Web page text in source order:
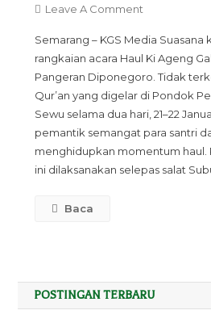
Leave A CommentOn
Qur’an,
Dan
Spirit
Perjuangan:
Haul
Ki
Ageng
Galang
Semarang – KGS Media
rangkaian acara Haul Ki Ageng
Pangeran Diponegoro. Tidak
Qur’an yang digelar di Pondok
Sewu selama dua hari, 21–22
pemantik semangat para santri
menghidupkan momentum
ini dilaksanakan selepas salat
Baca
POSTINGAN TERBARU